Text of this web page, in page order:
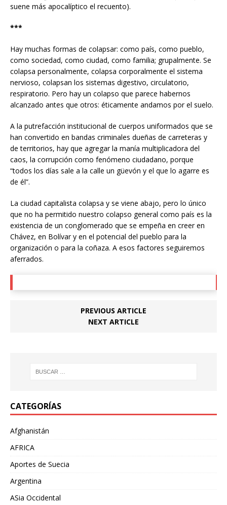
suene más apocalíptico el recuento).
***
Hay muchas formas de colapsar: como país, como pueblo,
como sociedad, como ciudad, como familia; grupalmente. Se
colapsa personalmente, colapsa corporalmente el sistema
nervioso, colapsan los sistemas digestivo, circulatorio,
respiratorio. Pero hay un colapso que parece habernos
alcanzado antes que otros: éticamente andamos por el suelo.
A la putrefacción institucional de cuerpos uniformados que se
han convertido en bandas criminales dueñas de carreteras y
de territorios, hay que agregar la manía multiplicadora del
caos, la corrupción como fenómeno ciudadano, porque
“todos los días sale a la calle un güevón y el que lo agarre es
de él”.
La ciudad capitalista colapsa y se viene abajo, pero lo único
que no ha permitido nuestro colapso general como país es la
existencia de un conglomerado que se empeña en creer en
Chávez, en Bolívar y en el potencial del pueblo para la
organización o para la coñaza. A esos factores seguiremos
aferrados.
PREVIOUS ARTICLE
NEXT ARTICLE
CATEGORÍAS
Afghanistán
AFRICA
Aportes de Suecia
Argentina
ASia Occidental